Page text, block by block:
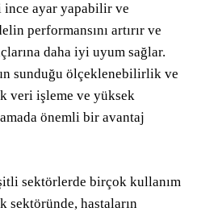
ince ayar yapabilir ve
performansını artırır ve
daha iyi uyum sağlar.
sunduğu ölçeklenebilirlik ve
veri işleme ve yüksek
önemli bir avantaj
sektörlerde birçok kullanım
sektöründe, hastaların